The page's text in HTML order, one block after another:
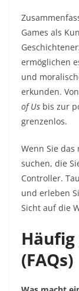
Games als
ermöglichen
und
erkunden.
of Us bis zur
grenzenlos.
Wenn Sie das
suchen, die
Controller.
und erleben
Sicht auf die
(FAQs)